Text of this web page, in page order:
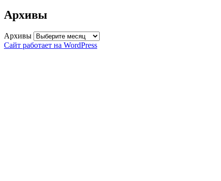
Архивы
Архивы
Сайт работает на WordPress